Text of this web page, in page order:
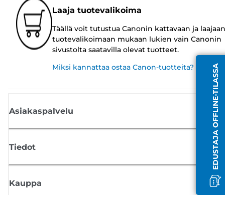
EDUSTAJA OFFLINE-TILASSA
Laaja tuotevalikoima
Täällä voit tutustua Canonin kattavaan ja laajaan
tuotevalikoimaan mukaan lukien vain Canonin
sivustolta saatavilla olevat tuotteet.
Miksi kannattaa ostaa Canon-tuotteita?
Asiakaspalvelu
Tiedot
Kauppa